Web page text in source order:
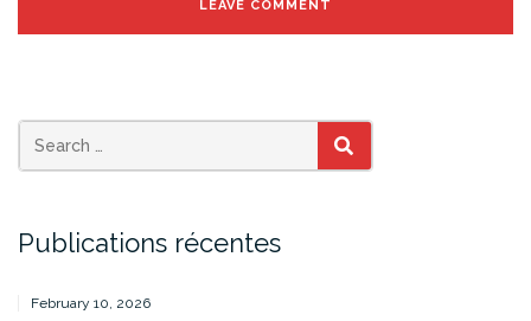
SEARCH
Publications récentes
February 10, 2026